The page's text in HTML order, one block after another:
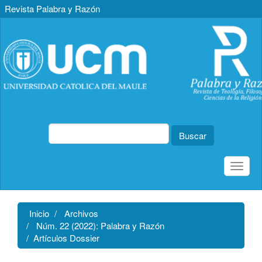
Revista Palabra y Razón
Contenido
principal
Barra
lateral
Buscar
Toggle
Inicio
Archivos
Núm. 22 (2022): Palabra y Razón
Artículos Dossier